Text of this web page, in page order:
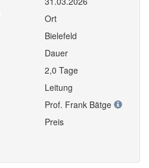
Ort
Bielefeld
Dauer
2,0 Tage
Leitung
Prof. Frank Bätge
Preis